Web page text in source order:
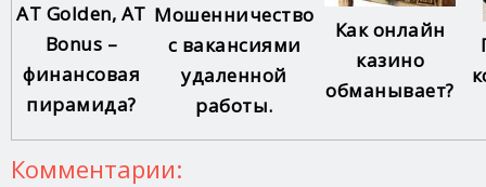
AT Golden, AT
Bonus –
финансовая
пирамида?
Мошенничество
с вакансиями
удаленной
работы.
Как онлайн
казино
обманывает?
Комментарии: